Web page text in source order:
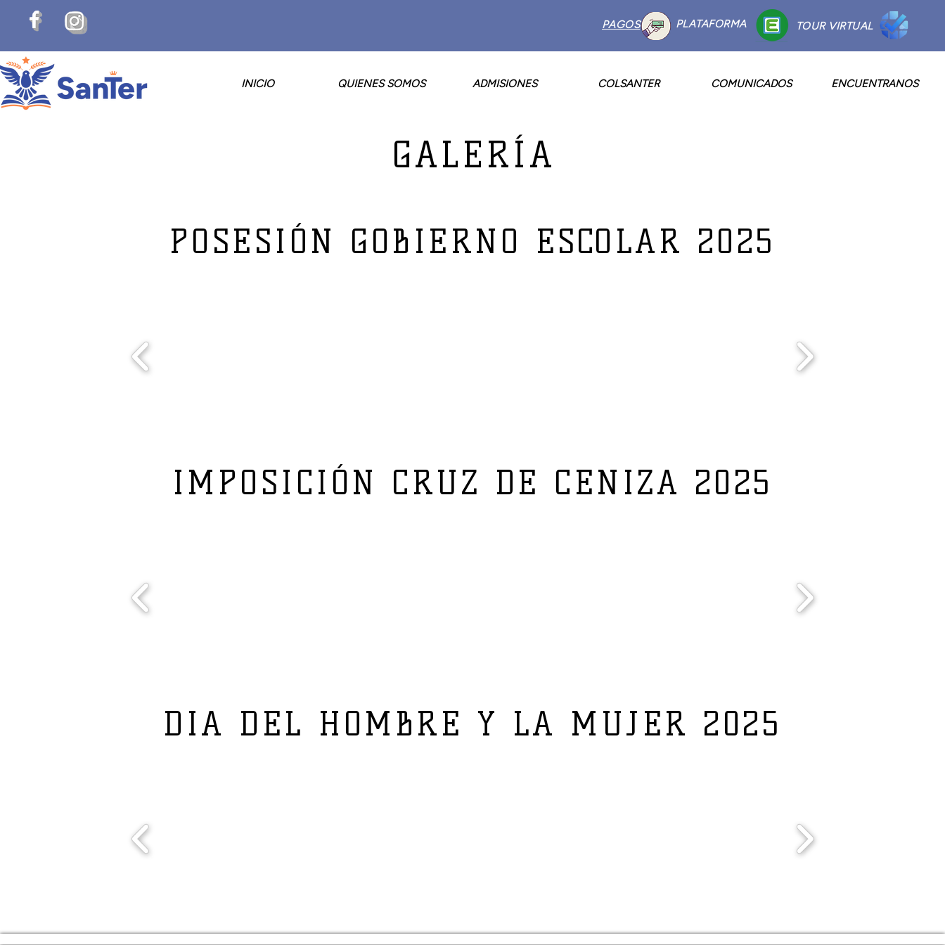
PAGOS PLATAFORMA TOUR VIRTUAL
INICIO QUIENES SOMOS ADMISIONES COLSANTER COMUNICADOS ENCUENTRANOS
GALERÍA
POSESIÓN GOBIERNO ESCOLAR 2025
IMPOSICIÓN CRUZ DE CENIZA 2025
DIA DEL HOMBRE Y LA MUJER 2025